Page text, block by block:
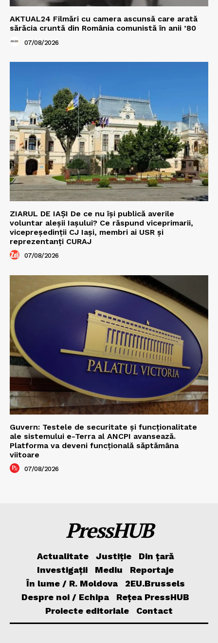
AKTUAL24 Filmări cu camera ascunsă care arată
sărăcia cruntă din România comunistă în anii ’80
07/08/2026
ZIARUL DE IAȘI De ce nu își publică averile
voluntar aleșii Iașului? Ce răspund viceprimarii,
vicepreședinții CJ Iași, membri ai USR și
reprezentanți CURAJ
07/08/2026
Guvern: Testele de securitate și funcționalitate
ale sistemului e-Terra al ANCPI avansează.
Platforma va deveni funcțională săptămâna
viitoare
07/08/2026
PressHUB
Actualitate Justiție
Din țară
Investigații
Mediu
Reportaje
În lume / R. Moldova
2EU.Brussels
Despre noi / Echipa
Rețea PressHUB
Proiecte editoriale
Contact